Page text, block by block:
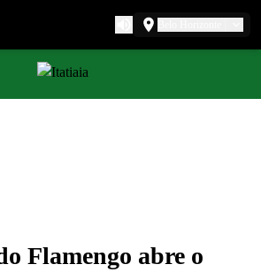
Flamengo abre o